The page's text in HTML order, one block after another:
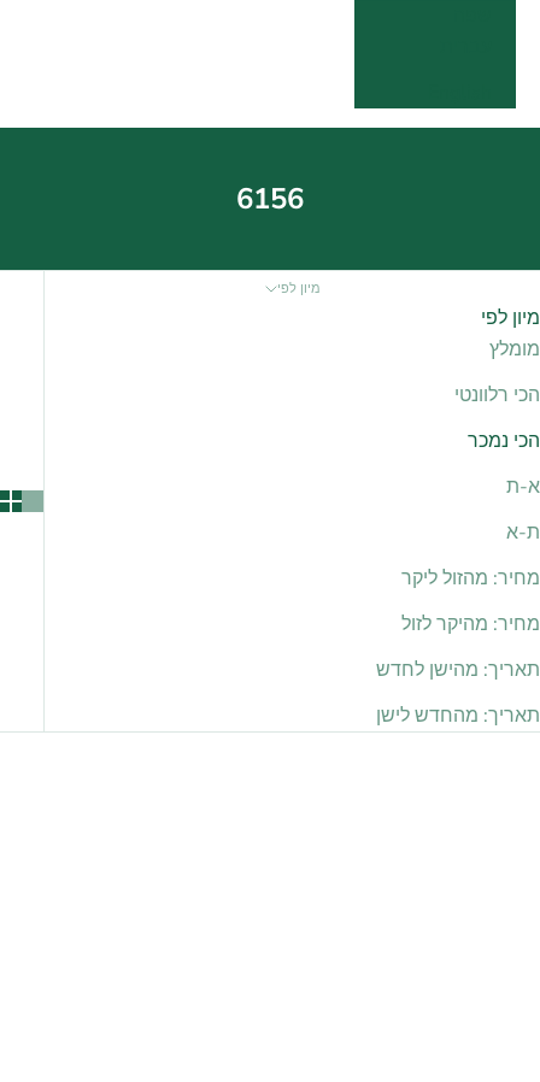
6156
מיון לפי
מיון לפי
מומלץ
הכי רלוונטי
הכי נמכר
א-ת
ת-א
מחיר: מהזול ליקר
מחיר: מהיקר לזול
תאריך: מהישן לחדש
תאריך: מהחדש לישן